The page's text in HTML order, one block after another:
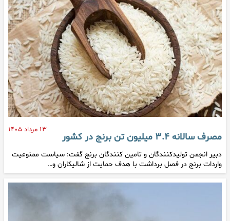
۱۳ مرداد ۱۴۰۵
مصرف سالانه ۳.۴ میلیون تن برنج در کشور
دبیر انجمن تولیدکنندگان و تامین کنندگان برنج گفت: سیاست ممنوعیت
واردات برنج در فصل برداشت با هدف حمایت از شالیکاران و…